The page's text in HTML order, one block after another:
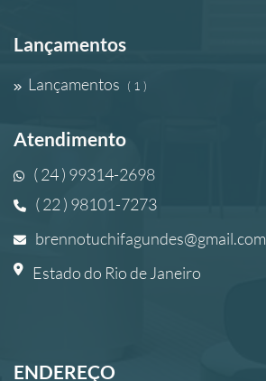
Lançamentos
Lançamentos ( 1 )
Atendimento
( 24 ) 99314-2698
( 22 ) 98101-7273
brennotuchifagundes@gmail.com
Estado do Rio de Janeiro
ENDEREÇO